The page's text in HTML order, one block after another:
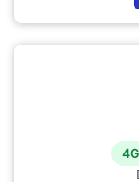
4G